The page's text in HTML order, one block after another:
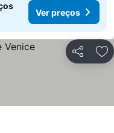
Ver preços
Partilhar